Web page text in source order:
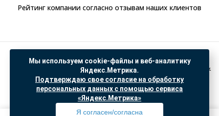
Рейтинг компании согласно отзывам наших клиентов
Политика обработки персональных данных
Согласие на обработку данных Яндекс Метрика
"© ООО “САНТЕХГИД”, 2026. Все права защищены. Предложение не является публичной
офертой, цены и информация на сайте ознакомительные
Доработка и продвижение вSO.USE
Мы используем cookie-файлы и веб-аналитику
Яндекс.Метрика.
Подтверждаю свое согласие на обработку
персональных данных с помощью сервиса
«Яндекс.Метрика»
Я согласен/согласна